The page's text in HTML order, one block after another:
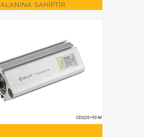
ALANINA SAHIPTIR